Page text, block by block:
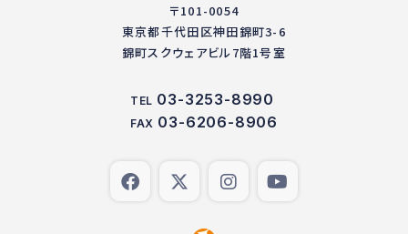
〒101-0054
東京都千代田区神田錦町3-6
錦町スクウェアビル7階1号室
TEL 03-3253-8990
FAX 03-6206-8906